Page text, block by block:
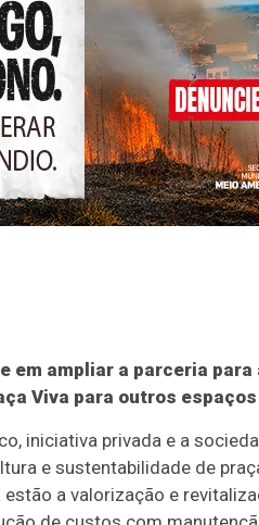
em ampliar a parceria
Viva para outros
iniciativa privada e a
e sustentabilidade de
a valorização e